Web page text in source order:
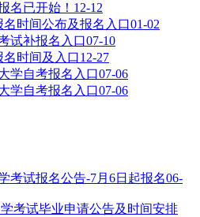
名已开始！ 12-12
名时间公布及报名入口01-02
试补报名入口07-10
名时间及入口12-27
学自考报名入口07-06
学自考报名入口07-06
考试报名公告-7月6日起报名06-
考试毕业申请公告及时间安排